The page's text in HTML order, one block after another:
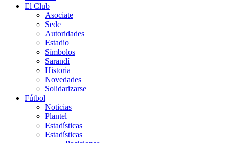
El Club
Asociate
Sede
Autoridades
Estadio
Símbolos
Sarandí
Historia
Novedades
Solidarizarse
Fútbol
Noticias
Plantel
Estadísticas
Estadísticas